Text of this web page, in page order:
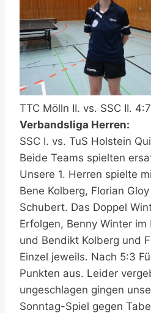
TTC Mölln II. vs. SSC II. 4:7
Verbandsliga Herren:
SSC I. vs. TuS Holstein
Beide Teams spielten
Unsere 1. Herren spielte
Bene Kolberg, Florian
Schubert. Das Doppel
Erfolgen, Benny Winter im
und Bendikt Kolberg und
Einzel jeweils. Nach 5:3
Punkten aus. Leider
ungeschlagen gingen
Sonntag-Spiel gegen